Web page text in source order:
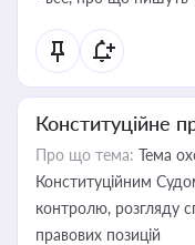
Конституційне
Про що тема: Тема
Конституційним
контролю, розгляду
правових позицій